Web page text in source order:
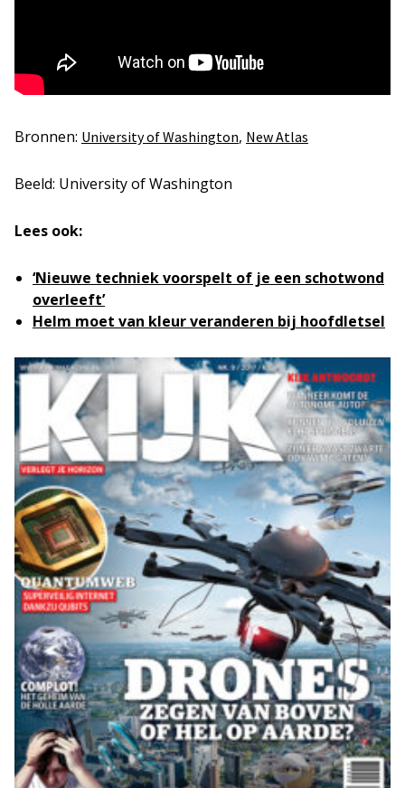
Bronnen: University of Washington, New Atlas
Beeld: University of Washington
Lees ook:
‘Nieuwe techniek voorspelt of je een schotwond
overleeft’
Helm moet van kleur veranderen bij hoofdletsel